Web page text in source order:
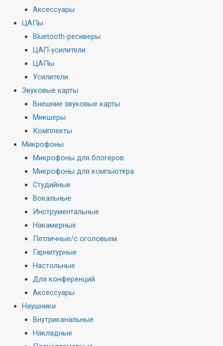
Аксессуары
ЦАПы
Bluetooth-ресиверы
ЦАП-усилители
ЦАПы
Усилители
Звуковые карты
Внешние звуковые карты
Микшеры
Комплекты
Микрофоны
Микрофоны для блогеров
Микрофоны для компьютера
Студийные
Вокальные
Инструментальные
Накамерные
Петличные/с оголовьем
Гарнитурные
Настольные
Для конференций
Аксессуары
Наушники
Внутриканальные
Накладные